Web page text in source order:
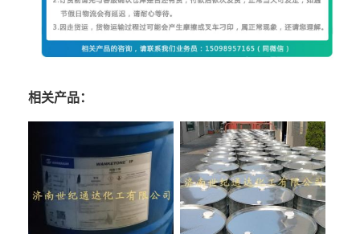
相关产品：